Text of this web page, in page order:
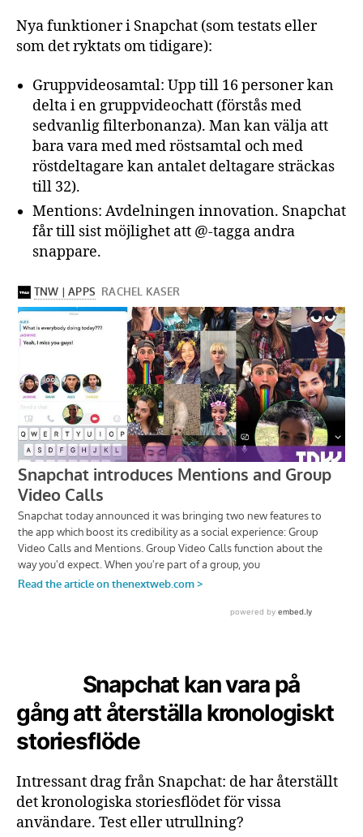
Nya funktioner i Snapchat (som testats eller
som det ryktats om tidigare):
Gruppvideosamtal: Upp till 16personerkan
deltai en gruppvideochatt (förståsmed
sedvanligfilterbonanza). Mankanvälja att
baravaramedmedröstsamtal ochmed
röstdeltagare kan antalet deltagare sträckas
till 32).
Mentions: Avdelningeninnovation. Snapchat
fårtill sistmöjlighet att @-tagga andra
snappare.
Snapchat kan vara på
gång att återställa kronologiskt
storiesflöde
Intressant drag från Snapchat: de har återställt
det kronologiska storiesflödet för vissa
användare. Test eller utrullning?